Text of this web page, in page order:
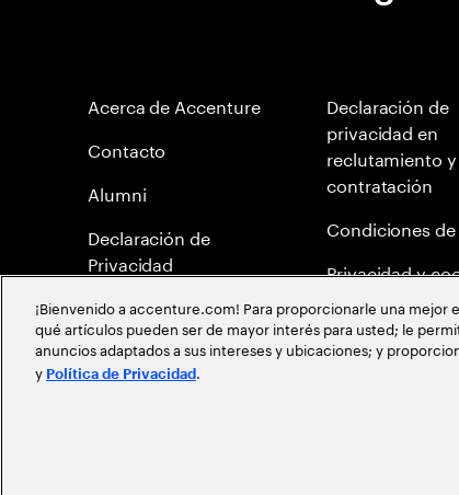
Acerca de Accenture
Contacto
Alumni
Declaración de
Privacidad
Declaración de
privacidad en
reclutamiento y
contratación
Condiciones
Privacidad y
Mapa del Sitio
Política de
¡Bienvenido a accenture.com! Para proporcionarle una mejor
qué artículos pueden ser de mayor interés para usted; le
anuncios adaptados a sus intereses y ubicaciones; y
y Política de Privacidad .